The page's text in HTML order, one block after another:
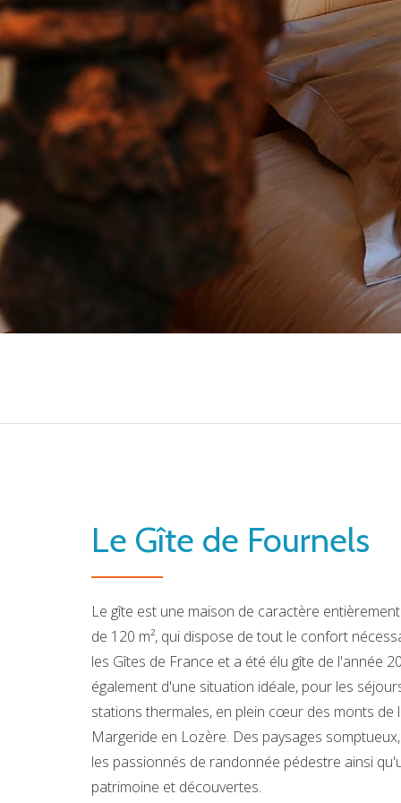
Le Gîte de Fournels
Le gîte est une maison de caractère
de 120 m², qui dispose de tout le confort
les Gîtes de France et a été élu gîte de l'année
également d'une situation idéale, pour les
stations thermales, en plein cœur des monts de
Margeride en Lozère. Des paysages
les passionnés de randonnée pédestre ainsi
patrimoine et découvertes.